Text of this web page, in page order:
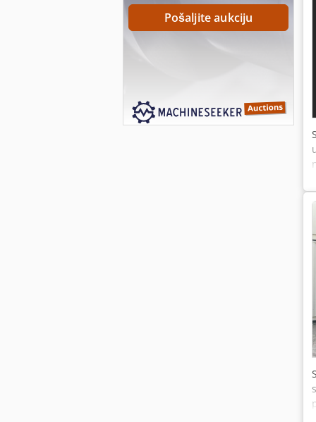
Pošaljite aukciju